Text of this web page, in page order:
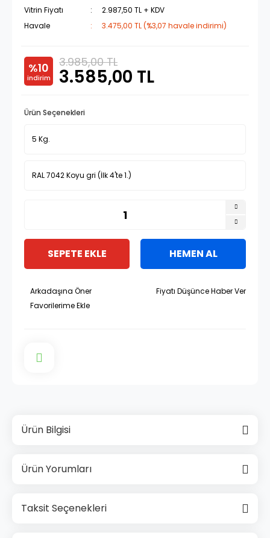
Vitrin Fiyatı
2.987,50 TL + KDV
Havale
3.475,00 TL (%3,07 havale indirimi)
%10
indirim
3.985,00 TL
3.585,00 TL
Ürün Seçenekleri
SEPETE EKLE HEMEN AL
Arkadaşına Öner Fiyatı Düşünce Haber Ver
Ürün Bilgisi
Ürün Yorumları
Taksit Seçenekleri